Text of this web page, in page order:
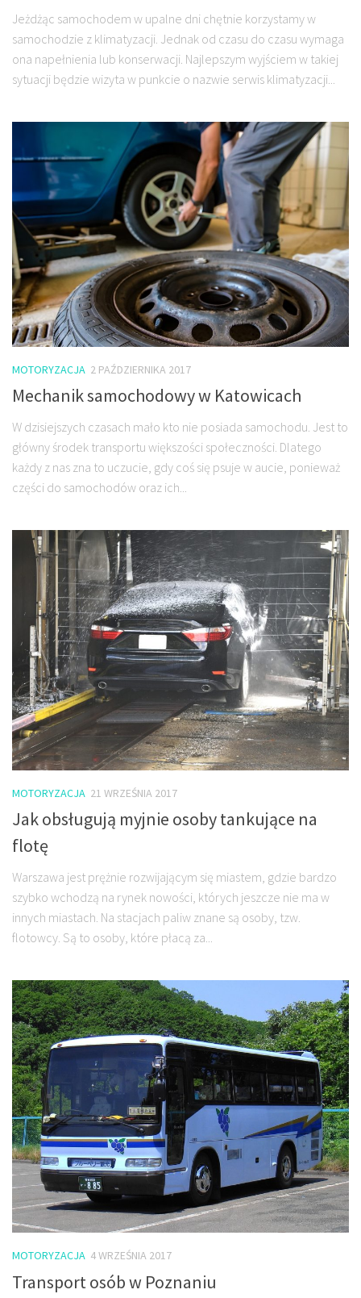
Jeżdżąc samochodem w upalne dni chętnie korzystamy w
samochodzie z klimatyzacji. Jednak od czasu do czasu wymaga
ona napełnienia lub konserwacji. Najlepszym wyjściem w takiej
sytuacji będzie wizyta w punkcie o nazwie serwis klimatyzacji...
MOTORYZACJA 2 PAŹDZIERNIKA 2017
Mechanik samochodowy w Katowicach
W dzisiejszych czasach mało kto nie posiada samochodu. Jest to
główny środek transportu większości społeczności. Dlatego
każdy z nas zna to uczucie, gdy coś się psuje w aucie, ponieważ
części do samochodów oraz ich...
MOTORYZACJA 21 WRZEŚNIA 2017
Jak obsługują myjnie osoby tankujące na
flotę
Warszawa jest prężnie rozwijającym się miastem, gdzie bardzo
szybko wchodzą na rynek nowości, których jeszcze nie ma w
innych miastach. Na stacjach paliw znane są osoby, tzw.
flotowcy. Są to osoby, które płacą za...
MOTORYZACJA 4 WRZEŚNIA 2017
Transport osób w Poznaniu